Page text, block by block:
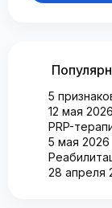
5
12 мая 2026
PRP-
5 мая 2026
28 апреля